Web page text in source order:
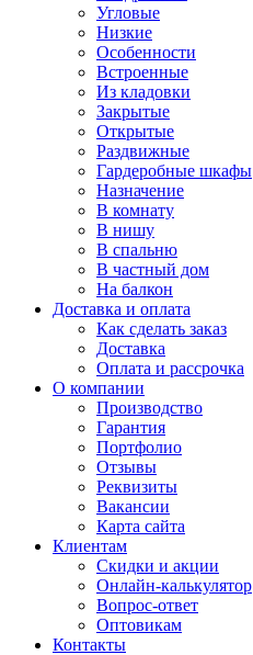
Угловые
Низкие
Особенности
Встроенные
Из кладовки
Закрытые
Открытые
Раздвижные
Гардеробные шкафы
Назначение
В комнату
В нишу
В спальню
В частный дом
На балкон
Доставка и оплата
Как сделать заказ
Доставка
Оплата и рассрочка
О компании
Производство
Гарантия
Портфолио
Отзывы
Реквизиты
Вакансии
Карта сайта
Клиентам
Скидки и акции
Онлайн-калькулятор
Вопрос-ответ
Оптовикам
Контакты